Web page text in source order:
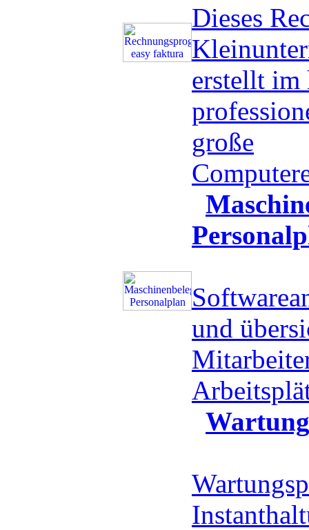
Dieses
erstellt im
große
und